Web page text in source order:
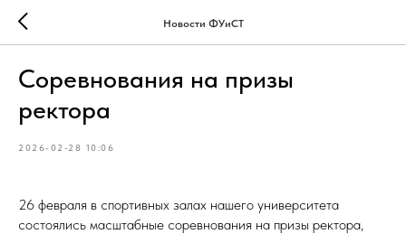
Новости ФУиСТ
Соревнования на призы
ректора
2026-02-28 10:06
26 февраля в спортивных залах нашего университета
состоялись масштабные соревнования на призы ректора,